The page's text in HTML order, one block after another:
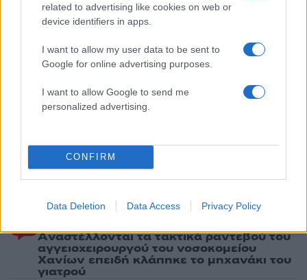
related to advertising like cookies on web or
device identifiers in apps.
I want to allow my user data to be sent to
Google for online advertising purposes.
I want to allow Google to send me
personalized advertising.
CONFIRM
Data Deletion Data Access Privacy Policy
Marfin: Η 46χρονη πήρε προθεσμία για
συμμετείχε στη διαδήλωση όπως και
100.000 άτομα»
Γρατσία και Γαλανός μετέτρεψαν το
κίνημα σε φοβικό αρχηγικό κόμμα»
84 Μεταφορές χρημάτων: Πότε μπορεί να
φόρος – Τι ισχυεί για τις γονικές παροχές
Aναστέλλονται τα τακτικά ραντεβού του
αγγειοχειρουργού του νοσοκομείου
Χανίων επειδή κλάπηκε το μηχανάκι του
γιατρού